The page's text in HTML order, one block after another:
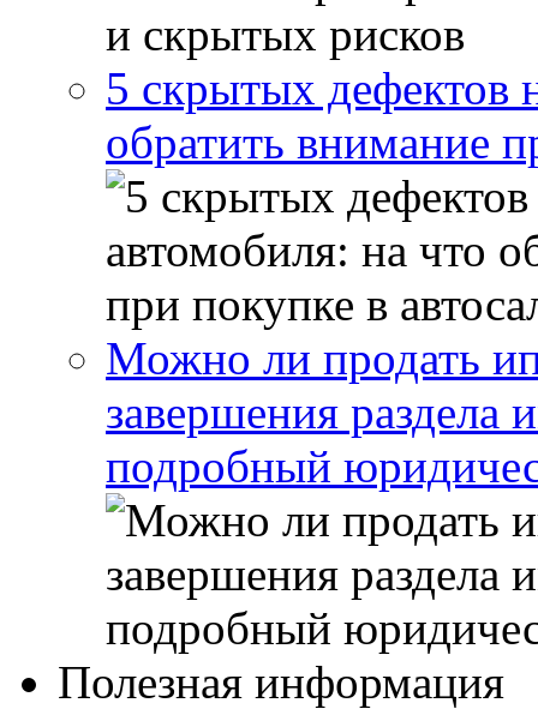
5 скрытых дефектов
обратить внимание
Можно ли продать
завершения
подробный
Полезная информация